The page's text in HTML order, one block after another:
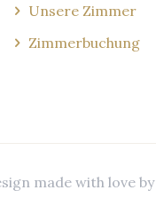
Unsere Zimmer
Zimmerbuchung
made with love by